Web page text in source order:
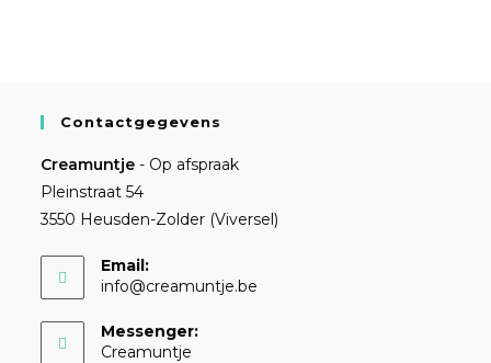
Contactgegevens
Creamuntje - Op afspraak
Pleinstraat 54
3550 Heusden-Zolder (Viversel)
Email:
info@creamuntje.be
Messenger:
Creamuntje